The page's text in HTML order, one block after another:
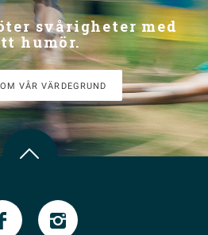
svårigheter med
humör.
VÅR VÄRDEGRUND